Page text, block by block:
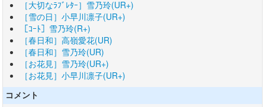
［大切なﾗﾌﾞﾚﾀｰ］雪乃玲(UR+)
［雪の日］小早川凛子(UR+)
［ｺｰﾄ］雪乃玲(R+)
［春日和］高嶺愛花(UR)
［春日和］雪乃玲(UR)
［お花見］雪乃玲(UR+)
［お花見］小早川凛子(UR+)
コメント